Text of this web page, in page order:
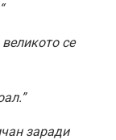
се
заради